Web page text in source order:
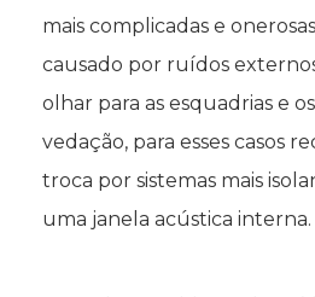
mais complicadas e
causado por ruídos
olhar para as esquadrias e
vedação, para esses casos
troca por sistemas mais
uma janela acústica interna.